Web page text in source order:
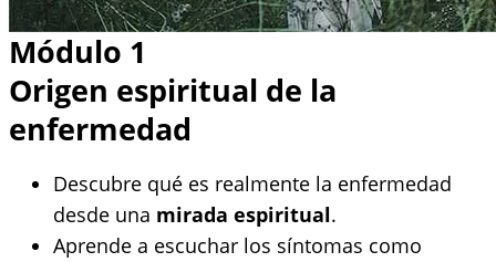
Módulo 1
Origen espiritual de la
enfermedad
Descubre qué es realmente la enfermedad
desde una mirada espiritual.
Aprende a escuchar los síntomas como